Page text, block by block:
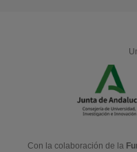
Con la colaboración de la